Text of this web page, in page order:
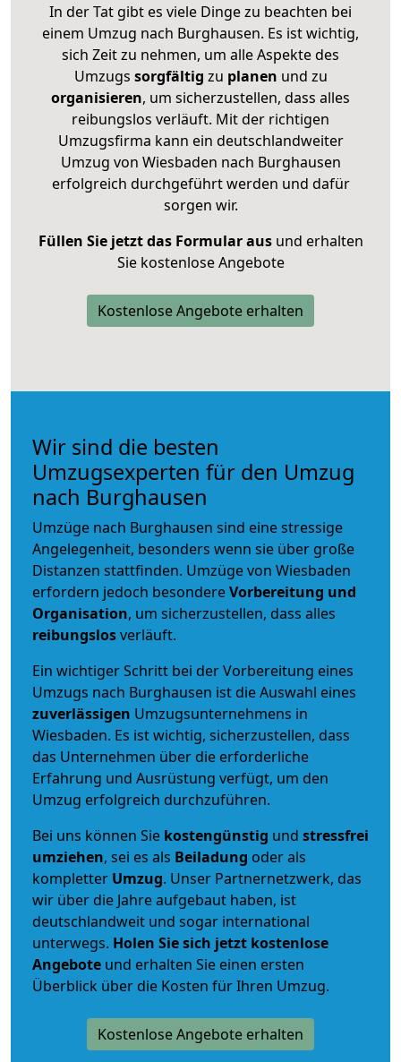
In der Tat gibt es viele Dinge zu beachten bei
einem Umzug nach Burghausen. Es ist wichtig,
sich Zeit zu nehmen, um alle Aspekte des
Umzugs sorgfältig zu planen und zu
organisieren, um sicherzustellen, dass alles
reibungslos verläuft. Mit der richtigen
Umzugsfirma kann ein deutschlandweiter
Umzug von Wiesbaden nach Burghausen
erfolgreich durchgeführt werden und dafür
sorgen wir.
Füllen Sie jetzt das Formular ausund erhalten
Sie kostenlose Angebote
Kostenlose Angebote erhalten
Wir sind die besten
Umzugsexperten für den Umzug
nach Burghausen
Umzüge nach Burghausen sind eine stressige
Angelegenheit, besonders wenn sie über große
Distanzen stattfinden. Umzüge von Wiesbaden
erfordern jedoch besondereVorbereitung und
Organisation, um sicherzustellen, dass alles
reibungslosverläuft.
Ein wichtiger Schritt bei der Vorbereitung eines
Umzugs nach Burghausen ist die Auswahl eines
zuverlässigen Umzugsunternehmens in
Wiesbaden. Es ist wichtig, sicherzustellen, dass
das Unternehmen über die erforderliche
Erfahrung und Ausrüstung verfügt, um den
Umzug erfolgreich durchzuführen.
Bei uns können Sie kostengünstig und stressfrei
umziehen, sei es als Beiladung oder als
kompletter Umzug. Unser Partnernetzwerk, das
wir über die Jahre aufgebaut haben, ist
deutschlandweit und sogar international
unterwegs. Holen Sie sich jetzt kostenlose
Angebote und erhalten Sie einen ersten
Überblick über die Kosten für Ihren Umzug.
Kostenlose Angebote erhalten